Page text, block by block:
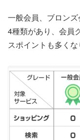
一般会員、ブロン
4種類があり、会員
スポイントも多くな